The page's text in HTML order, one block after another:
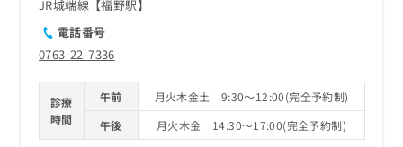
JR城端線【福野駅】
電話番号
0763-22-7336
診療
時間
午前
月火木金土 9:30～12:00(完全予約制)
午後
月火木金 14:30～17:00(完全予約制)